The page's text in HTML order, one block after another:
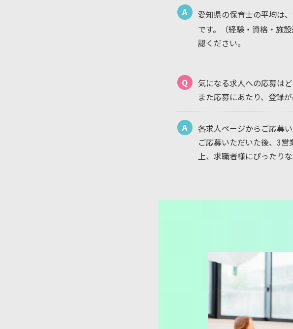
A 愛知県の保育士の平均は
です。（経験・資格・施
認ください。
Q
気になる求人への応募は
また応募にあたり、登録
A
各求人ページからご応募
ご応募いただいた後、3
上、求職者様にぴったり